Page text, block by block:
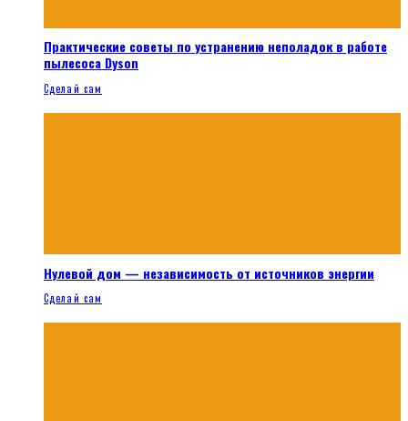
Практические советы по устранению неполадок в работе
пылесоса Dyson
Сделай сам
Нулевой дом — независимость от источников энергии
Сделай сам